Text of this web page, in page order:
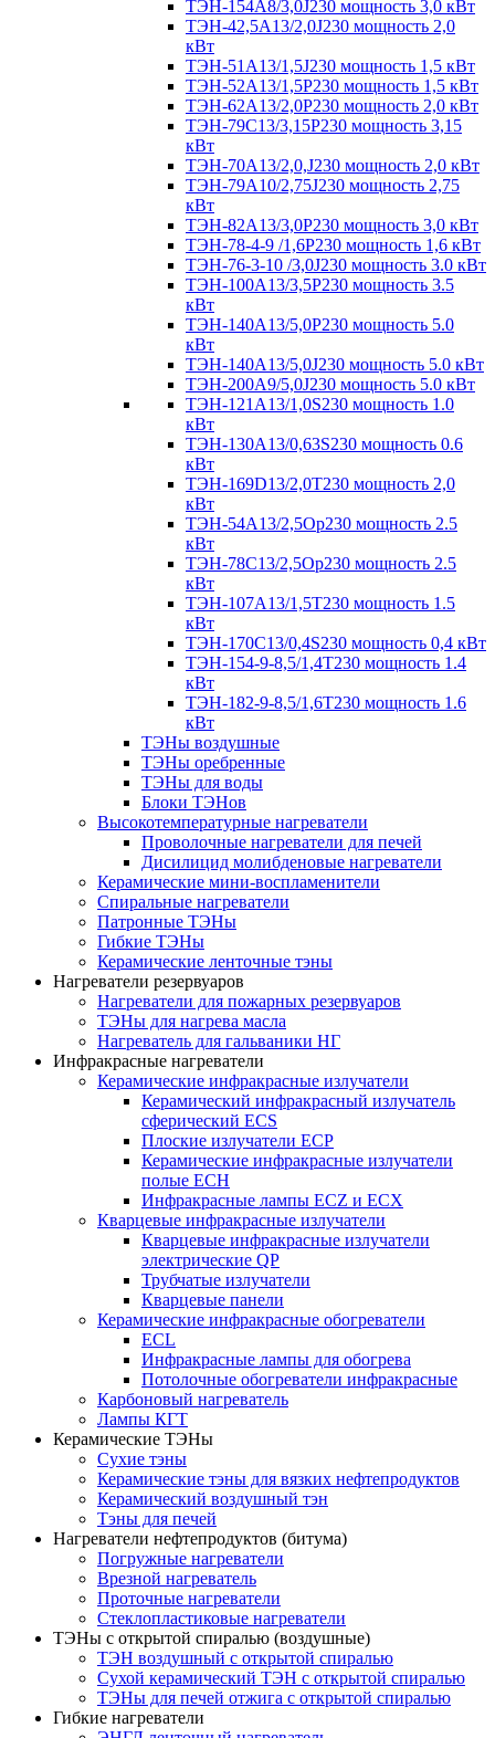
ТЭН-154А8/3,0J230 мощность 3,0 кВт
ТЭН-42,5А13/2,0J230 мощность 2,0
кВт
ТЭН-51А13/1,5J230 мощность 1,5 кВт
ТЭН-52А13/1,5Р230 мощность 1,5 кВт
ТЭН-62А13/2,0Р230 мощность 2,0 кВт
ТЭН-79С13/3,15Р230 мощность 3,15
кВт
ТЭН-70А13/2,0,J230 мощность 2,0 кВт
ТЭН-79А10/2,75J230 мощность 2,75
кВт
ТЭН-82А13/3,0Р230 мощность 3,0 кВт
ТЭН-78-4-9 /1,6P230 мощность 1,6 кВт
ТЭН-76-3-10 /3,0J230 мощность 3.0 кВт
ТЭН-100А13/3,5Р230 мощность 3.5
кВт
ТЭН-140А13/5,0Р230 мощность 5.0
кВт
ТЭН-140А13/5,0J230 мощность 5.0 кВт
ТЭН-200А9/5,0J230 мощность 5.0 кВт
ТЭН-121А13/1,0S230 мощность 1.0
кВт
ТЭН-130А13/0,63S230 мощность 0.6
кВт
ТЭН-169D13/2,0T230 мощность 2,0
кВт
ТЭН-54А13/2,5Ор230 мощность 2.5
кВт
ТЭН-78С13/2,5Ор230 мощность 2.5
кВт
ТЭН-107А13/1,5Т230 мощность 1.5
кВт
ТЭН-170C13/0,4S230 мощность 0,4 кВт
ТЭН-154-9-8,5/1,4Т230 мощность 1.4
кВт
ТЭН-182-9-8,5/1,6Т230 мощность 1.6
кВт
ТЭНы воздушные
ТЭНы оребренные
ТЭНы для воды
Блоки ТЭНов
Высокотемпературные нагреватели
Проволочные нагреватели для печей
Дисилицид молибденовые нагреватели
Керамические мини-воспламенители
Спиральные нагреватели
Патронные ТЭНы
Гибкие ТЭНы
Керамические ленточные тэны
Нагреватели резервуаров
Нагреватели для пожарных резервуаров
ТЭНы для нагрева масла
Нагреватель для гальваники НГ
Инфракрасные нагреватели
Керамические инфракрасные излучатели
Керамический инфракрасный излучатель
сферический ECS
Плоские излучатели ECP
Керамические инфракрасные излучатели
полые ECH
Инфракрасные лампы ECZ и ECX
Кварцевые инфракрасные излучатели
Кварцевые инфракрасные излучатели
электрические QP
Трубчатые излучатели
Кварцевые панели
Керамические инфракрасные обогреватели
ECL
Инфракрасные лампы для обогрева
Потолочные обогреватели инфракрасные
Карбоновый нагреватель
Лампы КГТ
Керамические ТЭНы
Сухие тэны
Керамические тэны для вязких нефтепродуктов
Керамический воздушный тэн
Тэны для печей
Нагреватели нефтепродуктов (битума)
Погружные нагреватели
Врезной нагреватель
Проточные нагреватели
Стеклопластиковые нагреватели
ТЭНы с открытой спиралью (воздушные)
ТЭН воздушный с открытой спиралью
Сухой керамический ТЭН с открытой спиралью
ТЭНы для печей отжига с открытой спиралью
Гибкие нагреватели